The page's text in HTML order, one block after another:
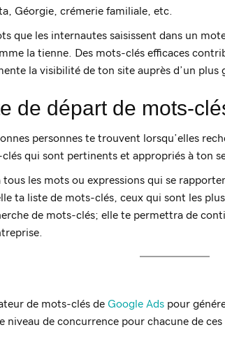
Géorgie, crémerie familiale, etc.
que les internautes saisissent dans un
la tienne. Des mots-clés efficaces
la visibilité de ton site auprès d’un plus
de départ de mots-
personnes te trouvent lorsqu’elles
qui sont pertinents et appropriés à ton
les mots ou expressions qui se
ta liste de mots-clés, ceux qui sont les
de mots-clés; elle te permettra de
de mots-clés de Google Ads pour
niveau de concurrence pour chacune de ces